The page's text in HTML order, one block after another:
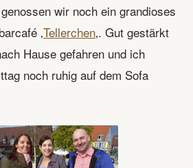
wir noch ein grandioses
‚Tellerchen‚. Gut gestärkt
Hause gefahren und ich
noch ruhig auf dem Sofa